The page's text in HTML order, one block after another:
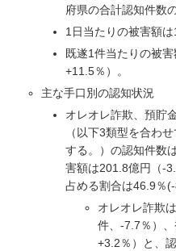
府県の合計認知件数
1日当たりの被害額
既遂1件当たりの被
+11.5％）。
主な手口別の認知状況
オレオレ詐欺、預貯
（以下3類型を合わ
する。）の認知件数
害額は201.8億円（-
占める割合は46.9％(-
オレオレ詐欺
件、-7.7％）、
+3.2％）と、